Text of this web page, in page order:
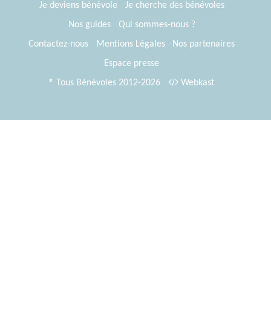
Je deviens bénévole
Je cherche des bénévoles
Nos guides
Qui sommes-nous ?
Contactez-nous
Mentions Légales
Nos partenaires
Espace presse
® Tous Bénévoles 2012-2026
Webkast